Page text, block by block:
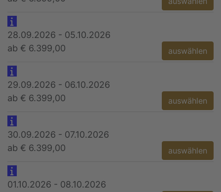
28.09.2026 - 05.10.2026
ab € 6.399,00
auswählen
29.09.2026 - 06.10.2026
ab € 6.399,00
auswählen
30.09.2026 - 07.10.2026
ab € 6.399,00
auswählen
01.10.2026 - 08.10.2026